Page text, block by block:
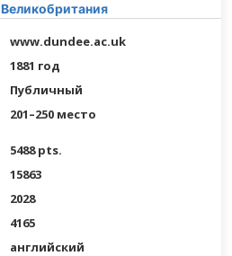
Великобритания
www.dundee.ac.uk
1881 год
Публичный
201–250 место
5488 pts.
15863
2028
4165
английский